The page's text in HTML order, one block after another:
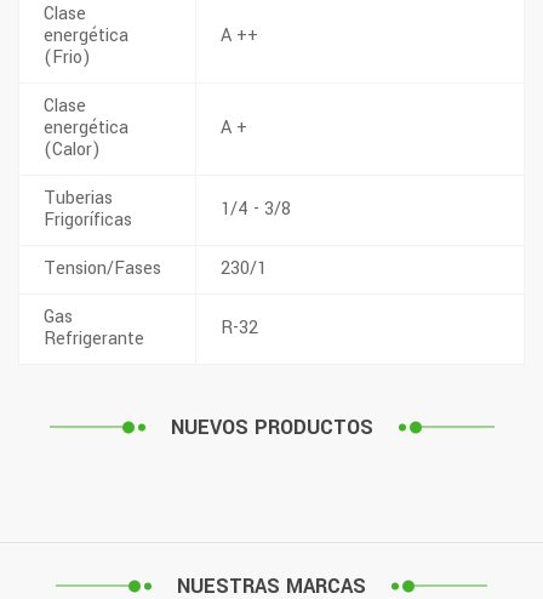
Clase
energética
(Frio)
A ++
Clase
energética
(Calor)
A +
Tuberias
Frigoríficas
1/4 - 3/8
Tension/Fases
230/1
Gas
Refrigerante
R-32
NUEVOS PRODUCTOS
NUESTRAS MARCAS